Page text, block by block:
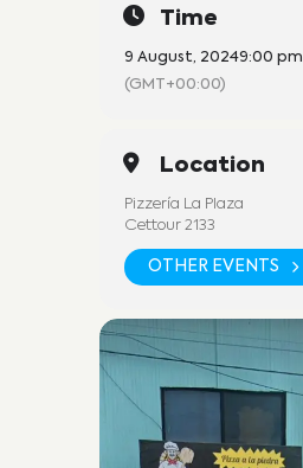
Time
9 August, 20249:00 pm
(GMT+00:00)
Location
Pizzería La Plaza
Cettour 2133
OTHER EVENTS